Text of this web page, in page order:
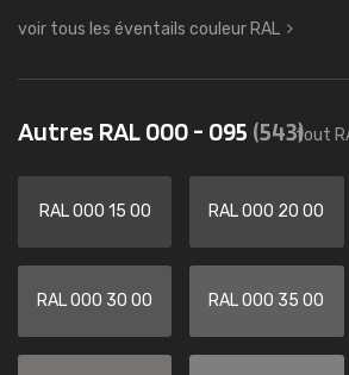
voir tous les éventails couleur RAL
Autres RAL 000 - 095 (543)tout
RAL 000 15 00 RAL 000 20 00
RAL 000 30 00 RAL 000 35 00